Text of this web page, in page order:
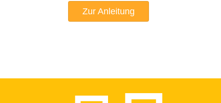
Zur Anleitung